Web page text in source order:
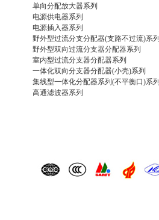
单向分配放大器系列
电源供电器系列
电源插入器系列
野外型过流分支分配器(支路不过流)系列
野外型双向过流分支器分配器系列
室内型过流分支器分配器系列
一体化双向分支器分配器(小壳)系列
集线型一体化分配器系列(不平衡口)系列
高通滤波器系列